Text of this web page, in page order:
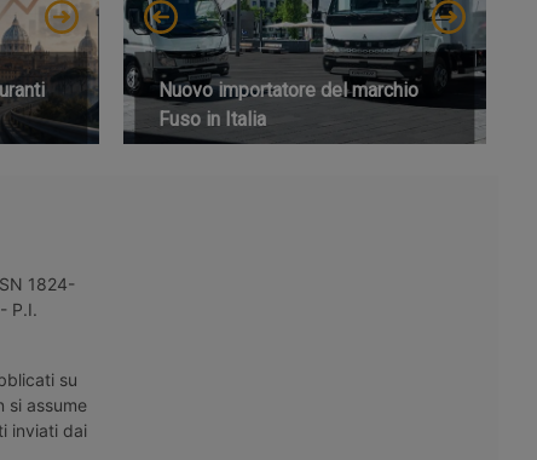
Nuovo importatore del marchio
Fuso in Italia
1824-
P.I.
su
si assume
inviati dai